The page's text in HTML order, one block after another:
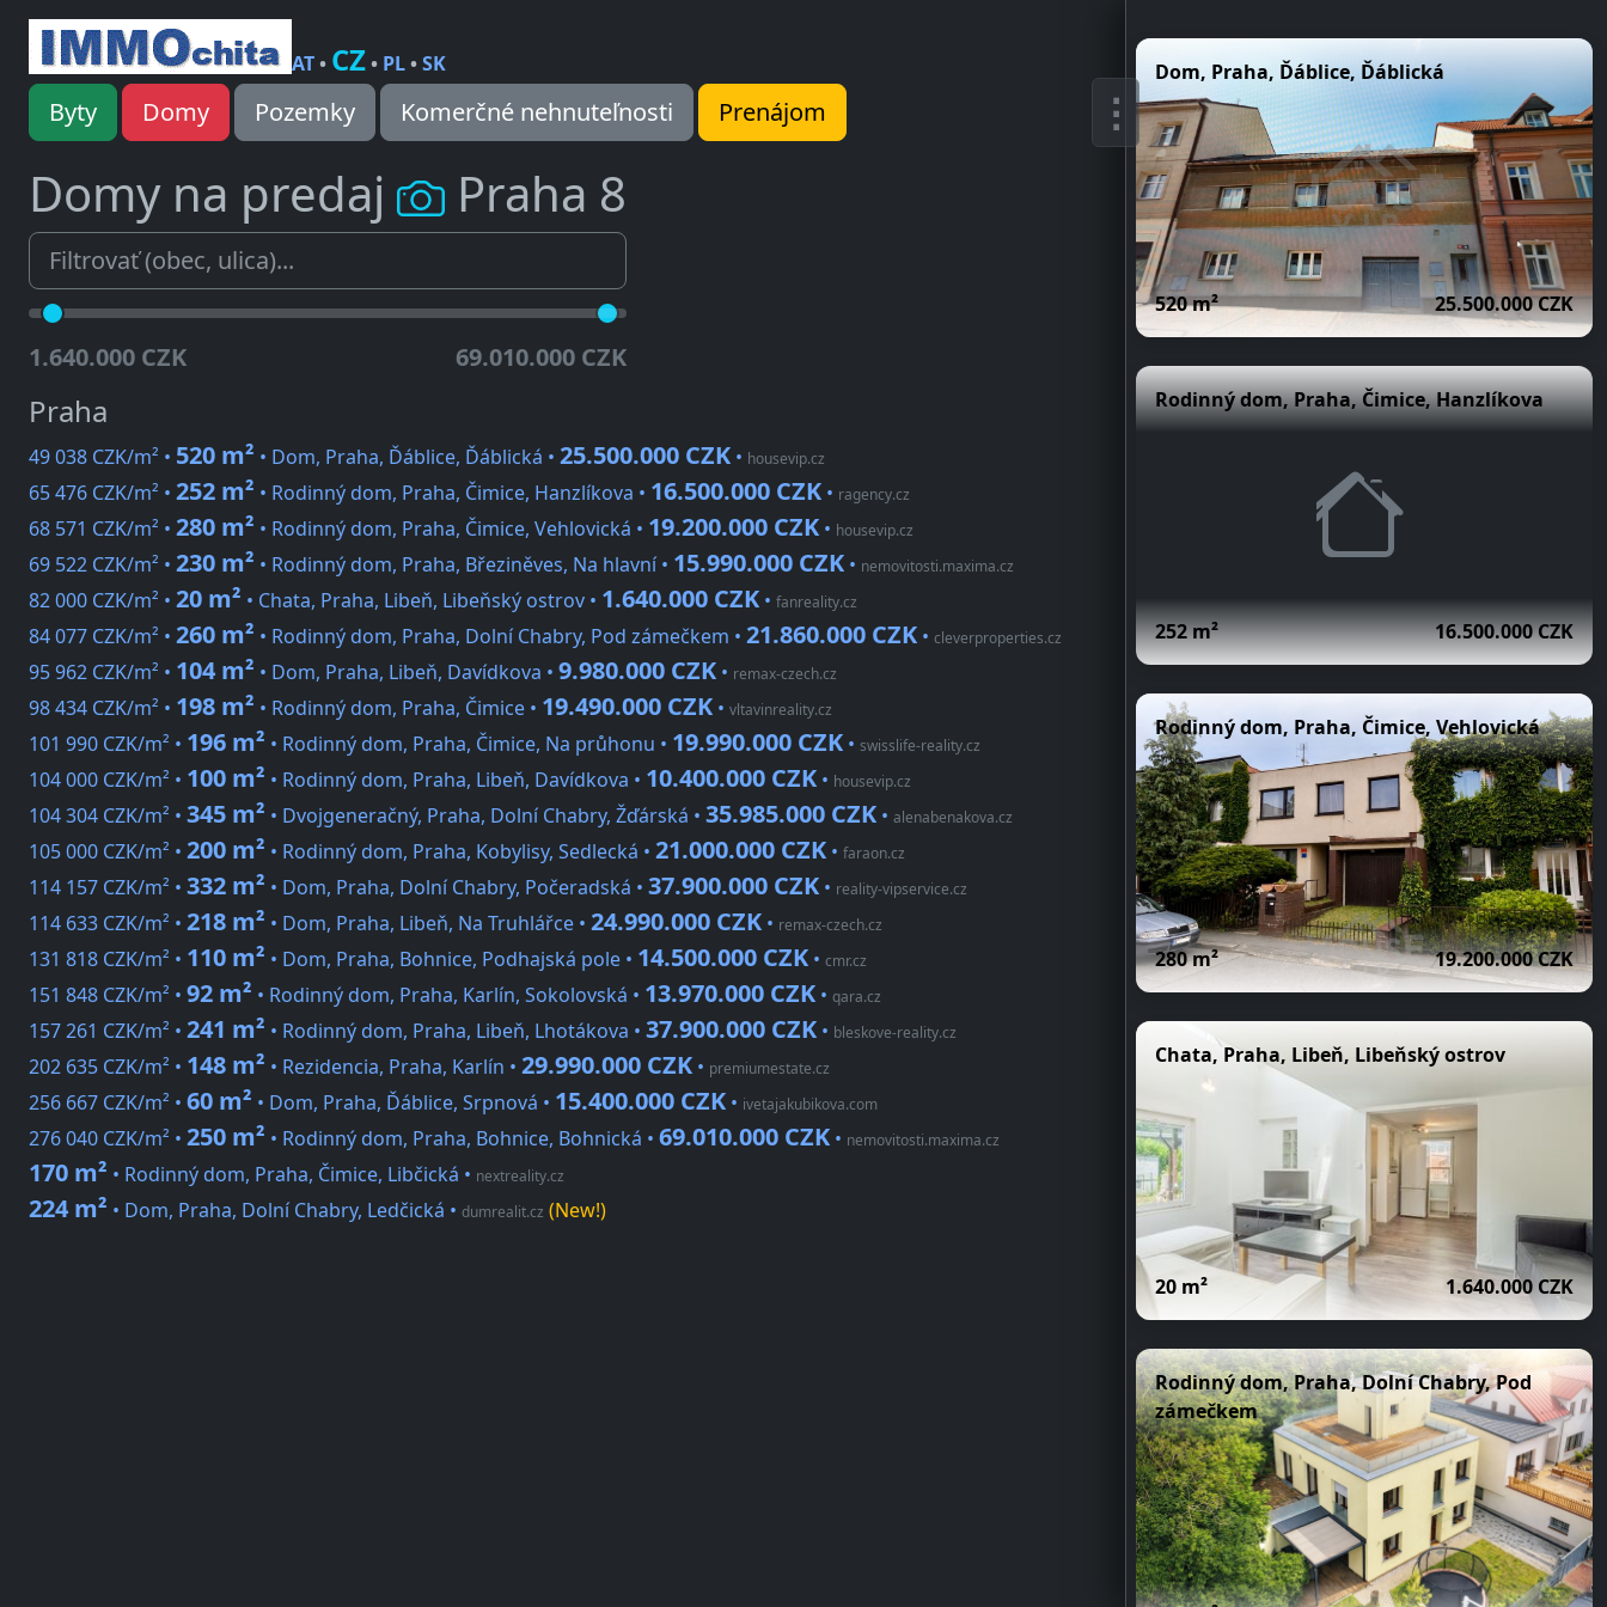
AT• CZ• PL•SK
Byty Domy Pozemky Komerčné nehnuteľnosti Prenájom
Domy na predaj Praha 8
1.640.000 CZK 69.010.000 CZK
Praha
49 038 CZK/m² • 520 m² • Dom, Praha, Ďáblice, Ďáblická • 25.500.000 CZK • housevip.cz
65 476 CZK/m² • 252 m² • Rodinný dom, Praha, Čimice, Hanzlíkova • 16.500.000 CZK • ragency.cz
68 571 CZK/m² • 280 m² • Rodinný dom, Praha, Čimice, Vehlovická • 19.200.000 CZK • housevip.cz
69 522 CZK/m² • 230 m² • Rodinný dom, Praha, Březiněves, Na hlavní • 15.990.000 CZK • nemovitosti.maxima.cz
82 000 CZK/m² • 20 m² • Chata, Praha, Libeň, Libeňský ostrov • 1.640.000 CZK • fanreality.cz
84 077 CZK/m² • 260 m² • Rodinný dom, Praha, Dolní Chabry, Pod zámečkem • 21.860.000 CZK • cleverproperties.cz
95 962 CZK/m² • 104 m² • Dom, Praha, Libeň, Davídkova • 9.980.000 CZK • remax-czech.cz
98 434 CZK/m² • 198 m² • Rodinný dom, Praha, Čimice • 19.490.000 CZK • vltavinreality.cz
101 990 CZK/m² • 196 m² • Rodinný dom, Praha, Čimice, Na průhonu • 19.990.000 CZK • swisslife-reality.cz
104 000 CZK/m² • 100 m² • Rodinný dom, Praha, Libeň, Davídkova • 10.400.000 CZK • housevip.cz
104 304 CZK/m² • 345 m² • Dvojgeneračný, Praha, Dolní Chabry, Žďárská • 35.985.000 CZK • alenabenakova.cz
105 000 CZK/m² • 200 m² • Rodinný dom, Praha, Kobylisy, Sedlecká • 21.000.000 CZK • faraon.cz
114 157 CZK/m² • 332 m² • Dom, Praha, Dolní Chabry, Počeradská • 37.900.000 CZK • reality-vipservice.cz
114 633 CZK/m² • 218 m² • Dom, Praha, Libeň, Na Truhlářce • 24.990.000 CZK • remax-czech.cz
131 818 CZK/m² • 110 m² • Dom, Praha, Bohnice, Podhajská pole • 14.500.000 CZK • cmr.cz
151 848 CZK/m² • 92 m² • Rodinný dom, Praha, Karlín, Sokolovská • 13.970.000 CZK • qara.cz
157 261 CZK/m² • 241 m² • Rodinný dom, Praha, Libeň, Lhotákova • 37.900.000 CZK • bleskove-reality.cz
202 635 CZK/m² • 148 m² • Rezidencia, Praha, Karlín • 29.990.000 CZK • premiumestate.cz
256 667 CZK/m² • 60 m² • Dom, Praha, Ďáblice, Srpnová • 15.400.000 CZK • ivetajakubikova.com
276 040 CZK/m² • 250 m² • Rodinný dom, Praha, Bohnice, Bohnická • 69.010.000 CZK • nemovitosti.maxima.cz
170 m² • Rodinný dom, Praha, Čimice, Libčická • nextreality.cz
224 m² • Dom, Praha, Dolní Chabry, Ledčická • dumrealit.cz (New!)